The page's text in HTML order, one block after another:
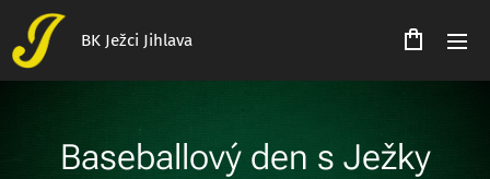
BK Ježci Jihlava
Baseballový den s Ježky